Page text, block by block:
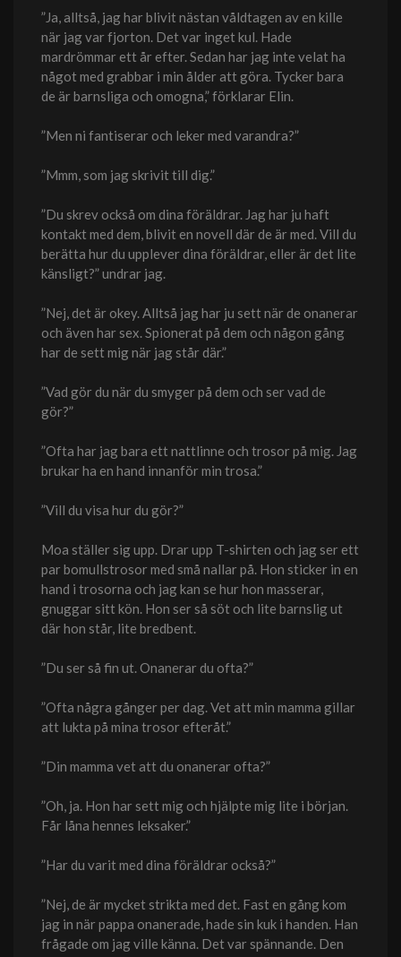
”Ja, alltså, jag har blivit nästan våldtagen av en kille
när jag var fjorton. Det var inget kul. Hade
mardrömmar ett år efter. Sedan har jag inte velat ha
något med grabbar i min ålder att göra. Tycker bara
de är barnsliga och omogna,” förklarar Elin.
”Men ni fantiserar och leker med varandra?”
”Mmm, som jag skrivit till dig.”
”Du skrev också om dina föräldrar. Jag har ju haft
kontakt med dem, blivit en novell där de är med. Vill du
berätta hur du upplever dina föräldrar, eller är det lite
känsligt?” undrar jag.
”Nej, det är okey. Alltså jag har ju sett när de onanerar
och även har sex. Spionerat på dem och någon gång
har de sett mig när jag står där.”
”Vad gör du när du smyger på dem och ser vad de
gör?”
”Ofta har jag bara ett nattlinne och trosor på mig. Jag
brukar ha en hand innanför min trosa.”
”Vill du visa hur du gör?”
Moa ställer sig upp. Drar upp T-shirten och jag ser ett
par bomullstrosor med små nallar på. Hon sticker in en
hand i trosorna och jag kan se hur hon masserar,
gnuggar sitt kön. Hon ser så söt och lite barnslig ut
där hon står, lite bredbent.
”Du ser så fin ut. Onanerar du ofta?”
”Ofta några gånger per dag. Vet att min mamma gillar
att lukta på mina trosor efteråt.”
”Din mamma vet att du onanerar ofta?”
”Oh, ja. Hon har sett mig och hjälpte mig lite i början.
Får låna hennes leksaker.”
”Har du varit med dina föräldrar också?”
”Nej, de är mycket strikta med det. Fast en gång kom
jag in när pappa onanerade, hade sin kuk i handen. Han
frågade om jag ville känna. Det var spännande. Den